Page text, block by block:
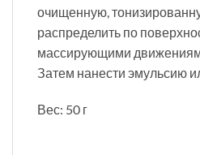
очищенную,
распределить по
массирующими
Затем нанести эмульсию
Вес: 50 г